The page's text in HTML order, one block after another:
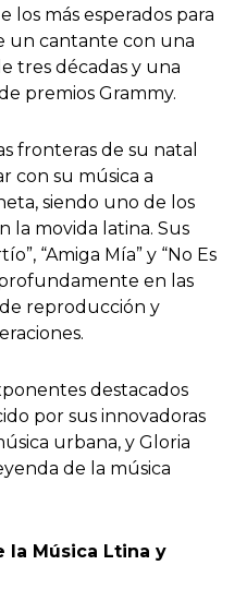
los más esperados para
un cantante con una
tres décadas y una
premios Grammy.
fronteras de su natal
con su música a
siendo uno de los
la movida latina. Sus
“Amiga Mía” y “No Es
en las
de reproducción y
destacados
por sus innovadoras
urbana, y Gloria
de la música
la Música Ltina y